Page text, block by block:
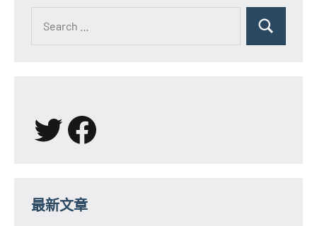
for:
Search
X Facebook
最新文章